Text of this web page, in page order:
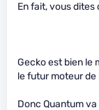
En fait, vous
Gecko est bien le
le futur moteur de
Donc Quantum